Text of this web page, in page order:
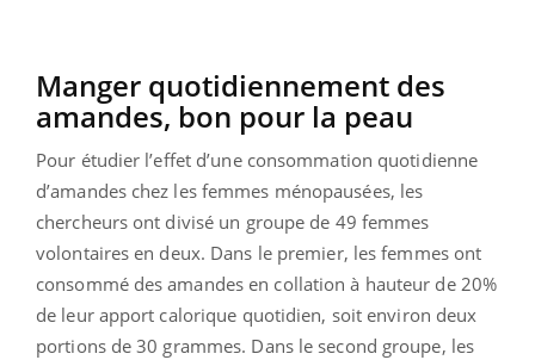
Manger quotidiennement des
amandes, bon pour la peau
Pour étudier l’effet d’une consommation quotidienne
d’amandes chez les femmes ménopausées, les
chercheurs ont divisé un groupe de 49 femmes
volontaires en deux. Dans le premier, les femmes ont
consommé des amandes en collation à hauteur de 20%
de leur apport calorique quotidien, soit environ deux
portions de 30 grammes. Dans le second groupe, les